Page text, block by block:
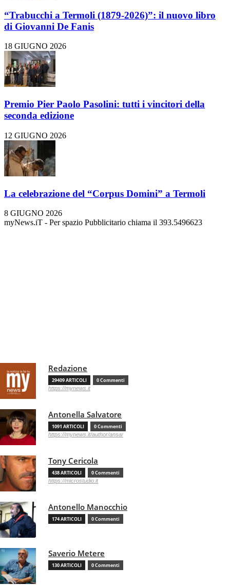
“Trabucchi a Termoli (1879-2026)”: il nuovo libro
di Giovanni De Fanis
18 GIUGNO 2026
Premio Pier Paolo Pasolini: tutti i vincitori della
seconda edizione
12 GIUGNO 2026
La celebrazione del “Corpus Domini” a Termoli
8 GIUGNO 2026
myNews.iT - Per spazio Pubblicitario chiama il 393.5496623
Redazione
29409 ARTICOLI 0 Commenti
https://mynews.it
Antonella Salvatore
1091 ARTICOLI 0 Commenti
https://mynews.it/author/ansa/
Tony Cericola
438 ARTICOLI 0 Commenti
https://microstudio.it
Antonello Manocchio
174 ARTICOLI 0 Commenti
Saverio Metere
130 ARTICOLI 0 Commenti